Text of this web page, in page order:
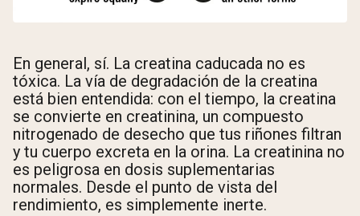
En general, sí. La creatina caducada no es
tóxica. La vía de degradación de la creatina
está bien entendida: con el tiempo, la creatina
se convierte en creatinina, un compuesto
nitrogenado de desecho que tus riñones filtran
y tu cuerpo excreta en la orina. La creatinina no
es peligrosa en dosis suplementarias
normales. Desde el punto de vista del
rendimiento, es simplemente inerte.